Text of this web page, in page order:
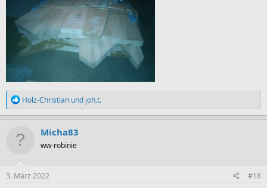
R
e
a
t
n
e
Holz-Christian und joh.t.
Micha83
ww-robinie
3. März 2022 #18